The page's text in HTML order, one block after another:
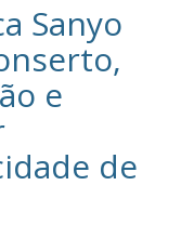
Sanyo‎
e
de